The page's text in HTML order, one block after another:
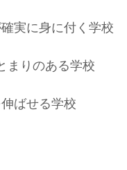
実に身に付く学校
りのある学校
ばせる学校